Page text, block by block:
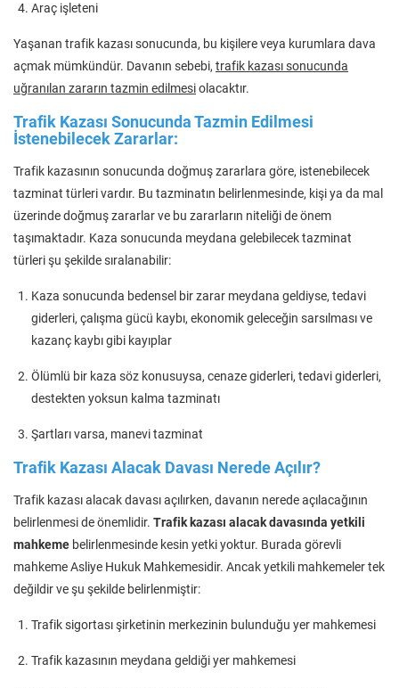
Araç işleteni
Yaşanan trafik kazası sonucunda, bu kişilere veya kurumlara dava
açmak mümkündür. Davanın sebebi, trafik kazası sonucunda
uğranılan zararın tazmin edilmesiolacaktır.
Trafik Kazası Sonucunda Tazmin Edilmesi
İstenebilecek Zararlar:
Trafik kazasının sonucunda doğmuş zararlara göre, istenebilecek
tazminat türleri vardır. Bu tazminatın belirlenmesinde, kişi ya da mal
üzerinde doğmuş zararlar ve bu zararların niteliği de önem
taşımaktadır. Kaza sonucunda meydana gelebilecek tazminat
türleri şu şekilde sıralanabilir:
Kaza sonucunda bedensel bir zarar meydana geldiyse, tedavi
giderleri, çalışma gücü kaybı, ekonomik geleceğin sarsılması ve
kazanç kaybı gibi kayıplar
Ölümlü bir kaza söz konusuysa, cenaze giderleri, tedavi giderleri,
destekten yoksun kalma tazminatı
Şartları varsa, manevi tazminat
Trafik Kazası Alacak Davası Nerede Açılır?
Trafik kazası alacak davası açılırken, davanın nerede açılacağının
belirlenmesi de önemlidir. Trafik kazası alacak davasında yetkili
mahkeme belirlenmesinde kesin yetki yoktur. Burada görevli
mahkeme Asliye Hukuk Mahkemesidir. Ancak yetkili mahkemeler tek
değildir ve şu şekilde belirlenmiştir:
Trafik sigortası şirketinin merkezinin bulunduğu yer mahkemesi
Trafik kazasının meydana geldiği yer mahkemesi